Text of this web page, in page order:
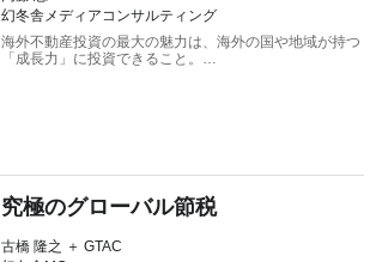
幻冬舎メディアコンサルティング
海外不動産投資の最大の魅力は、海外の国や地域が持つ
「成長力」に投資できること。…
究極のグローバル節税
古橋 隆之 ＋ GTAC